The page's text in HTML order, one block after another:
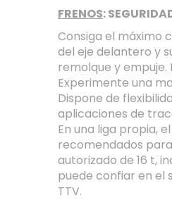
FRENOS:
Consiga el máximo
del eje delantero y
remolque y
Experimente una
Dispone de
aplicaciones de
En una liga propia,
recomendados
autorizado de 16 t,
puede confiar en el
TTV.